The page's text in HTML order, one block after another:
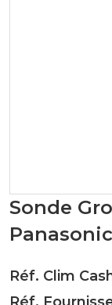
Sonde
Réf. Clim